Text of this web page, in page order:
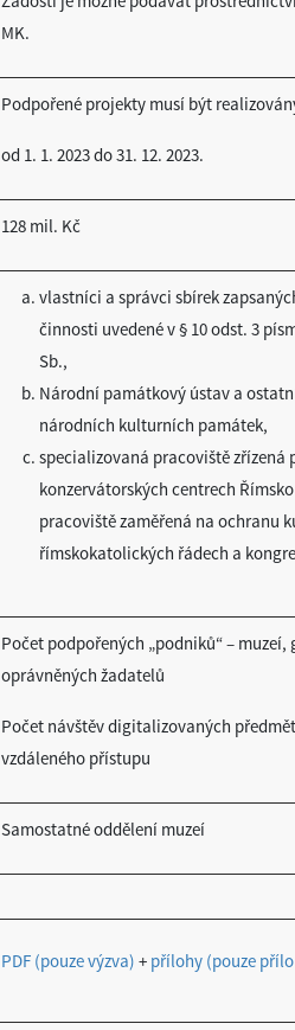
MK.
Podpořené projekty musí být
od 1. 1. 2023 do 31. 12. 2023.
128 mil. Kč
vlastníci a správci sbírek
činnosti uvedené v § 10 odst. 3
Sb.,
Národní památkový ústav a
národních kulturních památek,
specializovaná pracoviště zřízená
konzervátorských centrech
pracoviště zaměřená na ochranu
římskokatolických řádech a
Počet podpořených „podniků“ –
oprávněných žadatelů
Počet návštěv digitalizovaných
vzdáleného přístupu
Samostatné oddělení muzeí
PDF (pouze výzva) + přílohy (pouze